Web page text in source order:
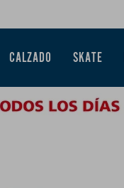
CALZADO SKATE